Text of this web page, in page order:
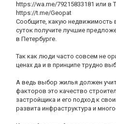
https://wa.me/79215833181 или в
https://t.me/Geopat
Сообщите, какую недвижимость
суток получите лучшие
в Петербурге.
Так как люди часто совсем не
ценах да и в принципе трудно
А ведь выбор жилья должен
факторов это качество
застройщика и его подход к
развита инфраструктура и